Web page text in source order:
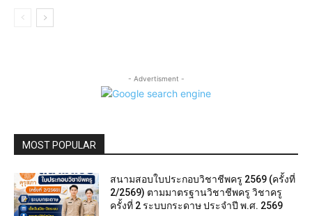
- Advertisment -
MOST POPULAR
สนามสอบใบประกอบวิชาชีพครู 2569 (ครั้งที่
2/2569) ตามมาตรฐานวิชาชีพครู วิชาครู
ครั้งที่ 2 ระบบกระดาษ ประจำปี พ.ศ. 2569